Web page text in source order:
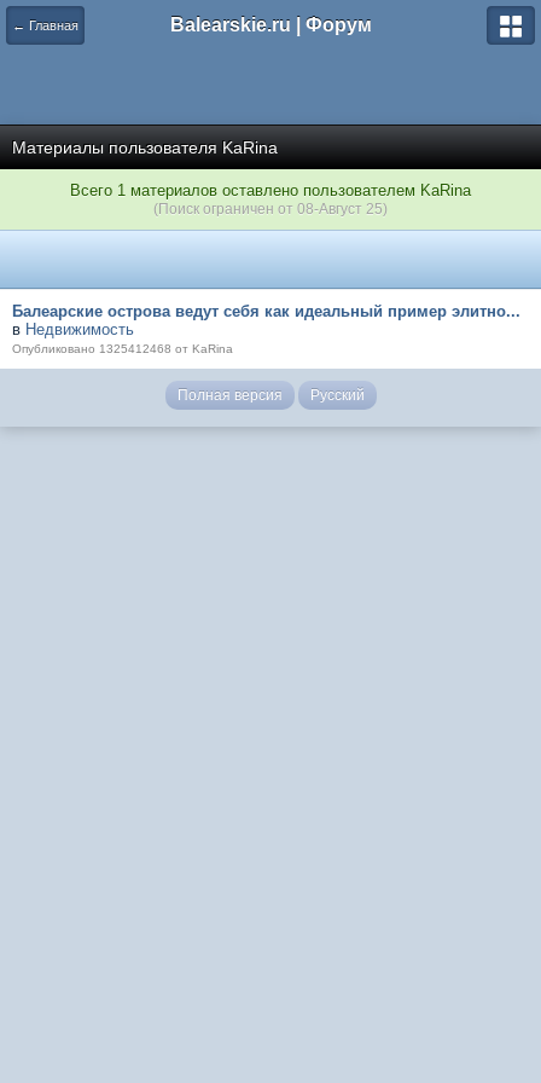
← Главная Balearskie.ru | Форум
Материалы пользователя KaRina
Всего 1 материалов оставлено пользователем KaRina
(Поиск ограничен от 08-Август 25)
Балеарские острова ведут себя как идеальный пример элитно...
в Недвижимость
Опубликовано 1325412468 от KaRina
Полная версия Русский